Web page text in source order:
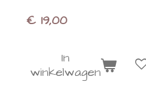
€ 19,00
In
winkelwagen